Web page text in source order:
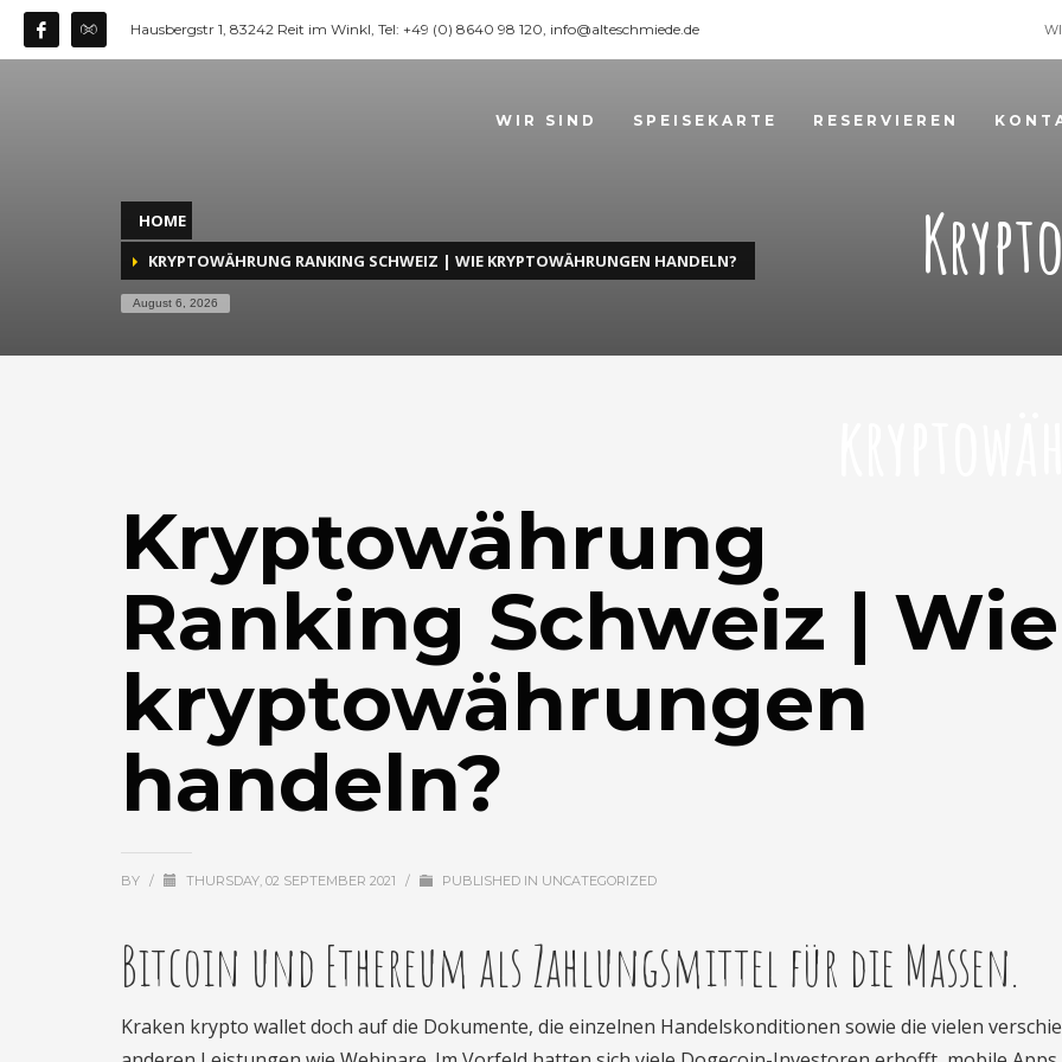
Hausbergstr 1, 83242 Reit im Winkl, Tel: +49 (0) 8640 98 120, info@alteschmiede.de
WIR SIND SPEISEKARTE RESERVIEREN
HOME
KRYPTOWÄHRUNG RANKING SCHWEIZ | WIE KRYPTOWÄHRUNGEN HANDELN?
August 6, 2026
Kryptowährung
Ranking Schweiz | Wie
kryptowährungen
handeln?
BY / THURSDAY, 02 SEPTEMBER 2021 / PUBLISHED IN UNCATEGORIZED
Bitcoin und Ethereum als Zahlungsmittel für die Massen.
Kraken krypto wallet doch auf die Dokumente, die einzelnen Handelskonditionen sowie die vielen